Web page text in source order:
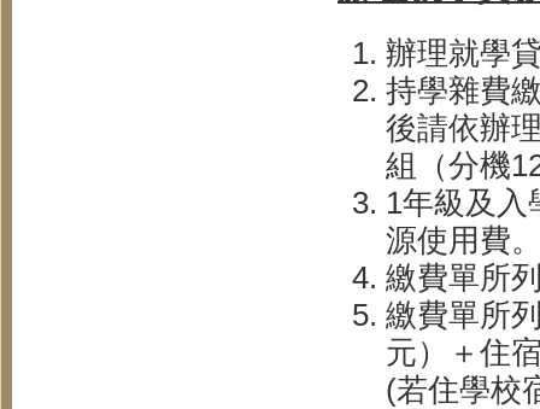
辦理就學
持學雜費
後請依辦
組（分機
1年級及入
源使用費
繳費單所
繳費單所
元）＋住
(若住學校